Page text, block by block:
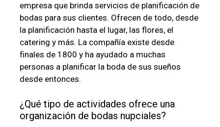
empresa que brinda servicios de planificación de
bodas para sus clientes. Ofrecen de todo, desde
la planificación hasta el lugar, las flores, el
catering y más. La compañía existe desde
finales de 1800 y ha ayudado a muchas
personas a planificar la boda de sus sueños
desde entonces.
¿Qué tipo de actividades ofrece una
organización de bodas nupciales?